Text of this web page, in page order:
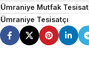
Ümraniye Mutfak Tesisat
Ümraniye Tesisatçı